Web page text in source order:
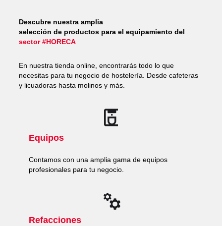
Descubre nuestra amplia
selección de productos para el equipamiento del
sector #HORECA
En nuestra tienda online, encontrarás todo lo que
necesitas para tu negocio de hostelería. Desde cafeteras
y licuadoras hasta molinos y más.
Equipos
Contamos con una amplia gama de equipos
profesionales para tu negocio.
Refacciones